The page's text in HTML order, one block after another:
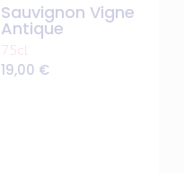
Sauvignon Vigne
Antique
75cl
19,00 €